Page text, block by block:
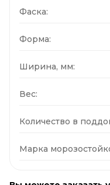
Фаска:
Форма:
Ширина, мм:
Вес:
Количество в
Марка